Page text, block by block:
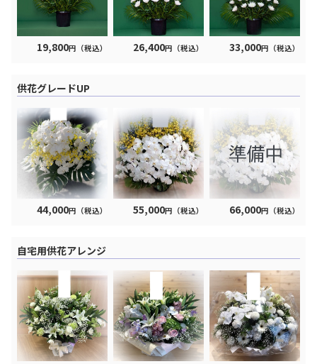
19,800円（税込） 26,400円（税込） 33,000円（税込）
供花グレードUP
44,000円（税込） 55,000円（税込） 66,000円（税込）
自宅用供花アレンジ